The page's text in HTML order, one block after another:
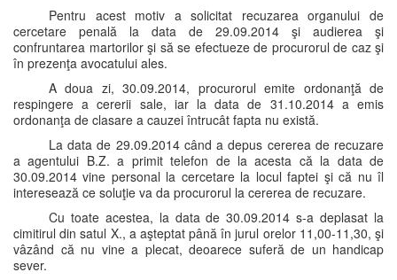
Pentru acest motiv a solicitat recuzarea organului de
cercetare penală la data de 29.09.2014 şi audierea şi
confruntarea martorilor şi să se efectueze de procurorul de caz şi
în prezenţa avocatului ales.
A doua zi, 30.09.2014, procurorul emite ordonanţă de
respingere a cererii sale, iar la data de 31.10.2014 a emis
ordonanţa de clasare a cauzei întrucât fapta nu există.
La data de 29.09.2014 când a depus cererea de recuzare
a agentului B.Z. a primit telefon de la acesta că la data de
30.09.2014 vine personal la cercetare la locul faptei şi că nu îl
interesează ce soluţie va da procurorul la cererea de recuzare.
Cu toate acestea, la data de 30.09.2014 s-a deplasat la
cimitirul din satul X., a aşteptat până în jurul orelor 11,00-11,30, şi
vâzând că nu vine a plecat, deoarece suferă de un handicap
sever.